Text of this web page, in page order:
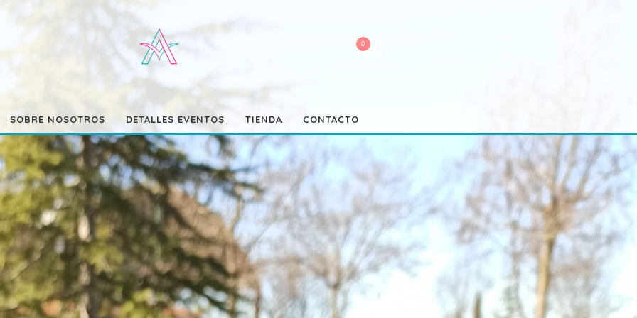
SOBRE NOSOTROS DETALLES EVENTOS TIENDA CONTACTO